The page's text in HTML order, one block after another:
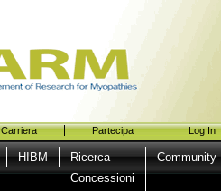
Carriera Partecipa Log In
HIBM
Ricerca
Concessioni
Community